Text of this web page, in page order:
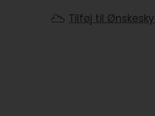
Tilføj til